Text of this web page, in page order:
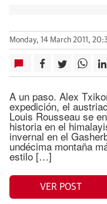
Monday, 14 March 2011,
A un paso. Alex
expedición, el
Louis Rousseau se
historia en el
invernal en el
undécima montaña
estilo […]
VER POST